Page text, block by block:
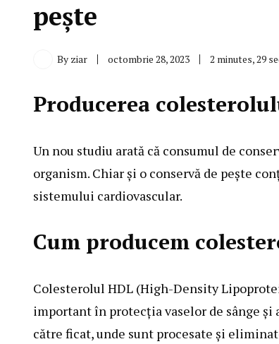
pește
By ziar octombrie 28, 2023 2 minutes, 29
Producerea
Un nou studiu arată că consumul de
organism. Chiar și o conservă de pește
sistemului cardiovascular.
Cum producem
Colesterolul HDL (High-Density
important în protecția vaselor de sânge
către ficat, unde sunt procesate și